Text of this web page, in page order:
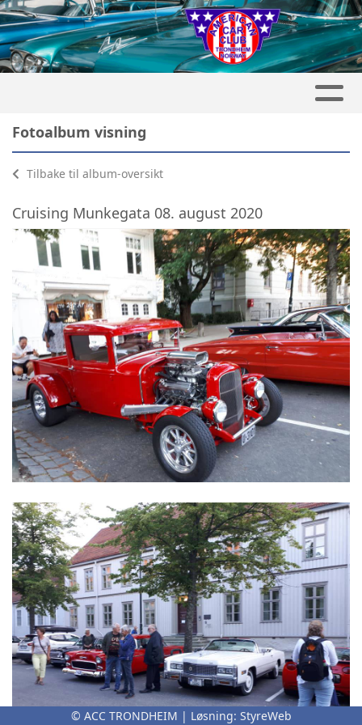
Fotoalbum visning
Tilbake til album-oversikt
Cruising Munkegata 08. august 2020
© ACC TRONDHEIM | Løsning: StyreWeb